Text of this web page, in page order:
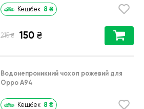
Кешбек 8 ₴
215 ₴ 150 ₴
Водонепроникний чохол рожевий для
Oppo A94
Кешбек 8 ₴